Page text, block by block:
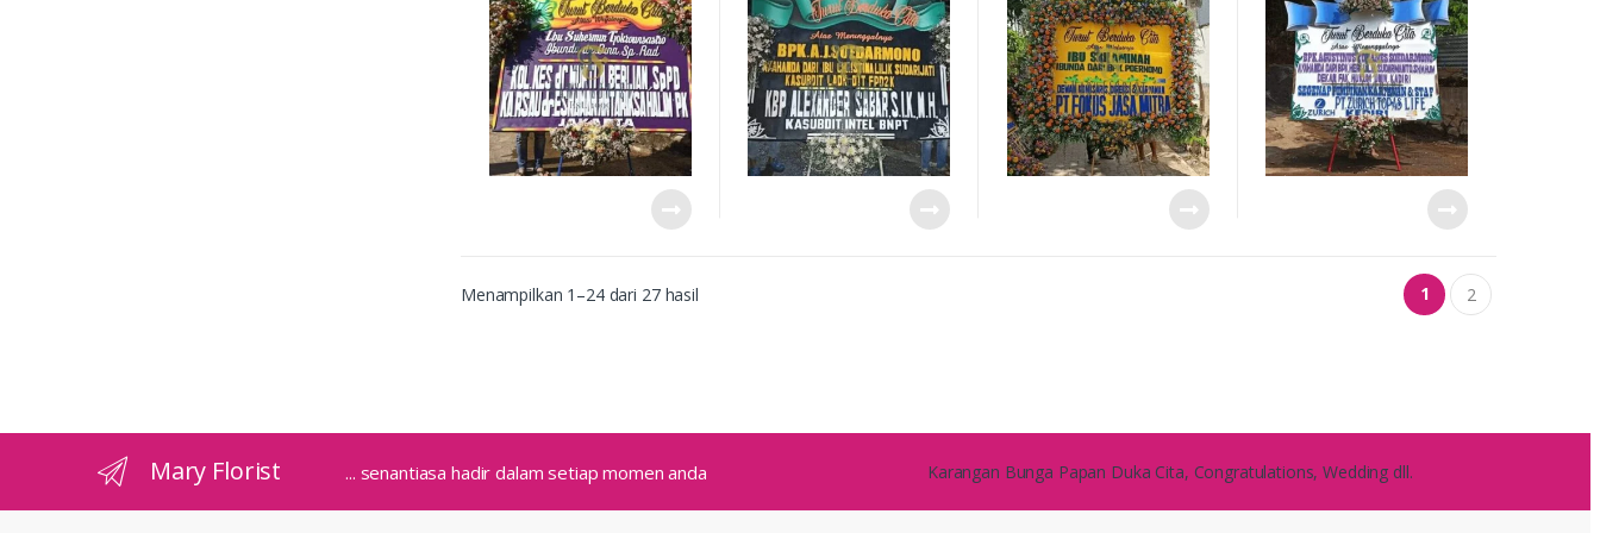
Menampilkan 1–24 dari 27 hasil 1 2
Mary Florist ... senantiasa hadir dalam setiap momen anda Karangan Bunga Papan Duka Cita, Congratulations, Wedding dll.